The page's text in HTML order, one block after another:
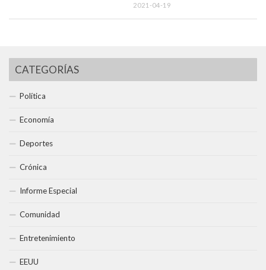
2021-04-19
CATEGORÍAS
Política
Economía
Deportes
Crónica
Informe Especial
Comunidad
Entretenimiento
EEUU